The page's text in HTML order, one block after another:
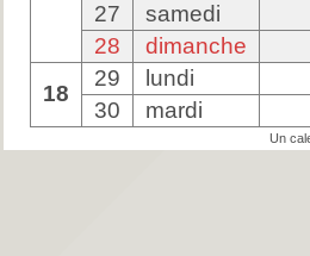
27
samedi
28
dimanche
18
29
lundi
30
mardi
Un